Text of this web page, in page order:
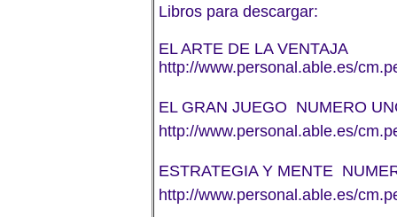
Libros para descargar:
EL ARTE DE LA VENTAJA
http://www.personal.able.es/
EL GRAN JUEGO  NUMERO
http://www.personal.able.es/
ESTRATEGIA Y MENTE 
http://www.personal.able.es/